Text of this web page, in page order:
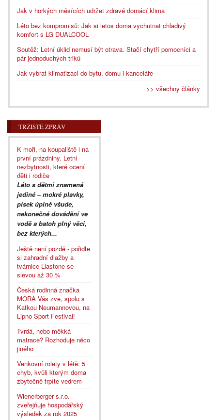
Jak v horkých měsících udržet zdravé domácí klima
Léto bez kompromisů: Jak si letos doma vychutnat chladivý
komfort s LG DUALCOOL
Soutěž: Letní úklid nemusí být otrava. Stačí chytří pomocníci a
pár jednoduchých triků
Jak vybrat klimatizaci do bytu, domu i kanceláře
>> všechny články
TRŽIŠTĚ ZPRÁV
K moři, na koupaliště i na
první prázdniny. Letní
nezbytnosti, které ocení
děti i rodiče
Léto s dětmi znamená
jediné – mokré plavky,
písek úplně všude,
nekonečné dovádění ve
vodě a batoh plný věcí,
bez kterých...
Ještě není pozdě - pořiďte
si zahradní dlažby a
tvárnice Liastone se
slevou až 30 %
Česká rodinná značka
MORA Vás zve, spolu s
Katkou Neumannovou, na
Lipno Sport Festival!
Tvrdá, nebo měkká
matrace? Rozhoduje něco
jiného
Venkovní rolety v létě: 5
chyb, kvůli kterým doma
zbytečně trpíte vedrem
Wienerberger s.r.o.
zveřejňuje hospodářský
výsledek za rok 2025